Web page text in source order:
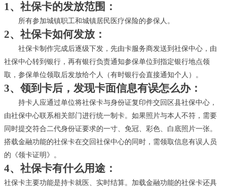
1、社保卡的发放范围：
所有参加城镇职工和城镇居民医疗保险的参保人。
2、社保卡如何发放：
社保卡制作完成后逐级下发，先由卡服务商发送到社保中心，由
社保中心转到银行，再有银行负责通知参保单位到指定银行地点领
取，参保单位领取后发放给个人（有时银行会直接通知个人）。
3、领到卡后，发现卡面信息有误怎么办：
持卡人应通过单位将社保卡与身份证复印件交回区县社保中心，
由社保中心联系相关部门进行统一制卡。如果照片与本人不符，需要
同时提交符合二代身份证要求的一寸、免冠、彩色、白底照片一张。
搭载金融功能的社保卡在交回社保中心的同时，需领取信息有误人员
的《领卡证明》。
4、社保卡有什么用途：
社保卡主要功能是持卡就医、实时结算。加载金融功能的社保卡还具